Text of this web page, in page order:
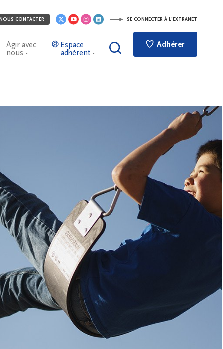
CONTACTER SE CONNECTER À L'EXTRANET
Agir avec
nous
Espace
adhérent
Adhérer